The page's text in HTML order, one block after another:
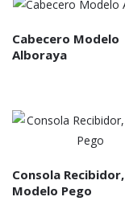
Cabecero Modelo
Alboraya
Consola Recibidor,
Modelo Pego